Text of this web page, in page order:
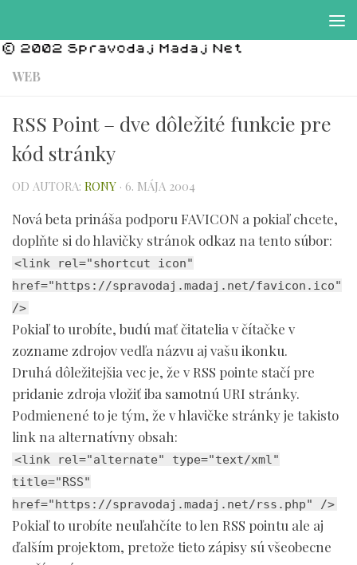
WEB
RSS Point – dve dôležité funkcie pre
kód stránky
OD AUTORA: RONY · 6. MÁJA 2004
Nová beta prináša podporu FAVICON a pokiaľ chcete,
doplňte si do hlavičky stránok odkaz na tento súbor:
<link rel="shortcut icon"
href="https://spravodaj.madaj.net/favicon.ico"
/>
Pokiaľ to urobíte, budú mať čitatelia v čítačke v
zozname zdrojov vedľa názvu aj vašu ikonku.
Druhá dôležitejšia vec je, že v RSS pointe stačí pre
pridanie zdroja vložiť iba samotnú URI stránky.
Podmienené to je tým, že v hlavičke stránky je takisto
link na alternatívny obsah:
<link rel="alternate" type="text/xml"
title="RSS"
href="https://spravodaj.madaj.net/rss.php" />
Pokiaľ to urobíte neuľahčíte to len RSS pointu ale aj
ďalším projektom, pretože tieto zápisy sú všeobecne